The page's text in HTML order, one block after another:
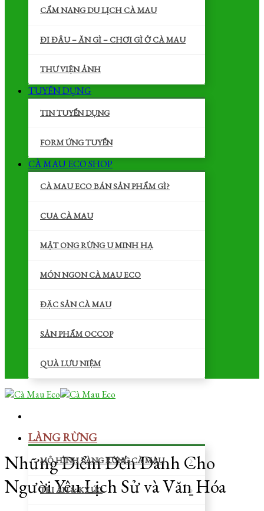
CẨM NANG DU LỊCH CÀ MAU
ĐI ĐÂU – ĂN GÌ – CHƠI GÌ Ở CÀ MAU
THƯ VIỆN ẢNH
TUYỂN DỤNG
TIN TUYỂN DỤNG
FORM ỨNG TUYỂN
CÀ MAU ECO SHOP
CÀ MAU ECO BÁN SẢN PHẨM GÌ?
CUA CÀ MAU
MẬT ONG RỪNG U MINH HẠ
MÓN NGON CÀ MAU ECO
ĐẶC SẢN CÀ MAU
SẢN PHẨM OCCOP
QUÀ LƯU NIỆM
LÀNG RỪNG
MÔ HÌNH LÀNG RỪNG CÀ MAU
TRI ÂN & KÝ ỨC
Những Điểm Đến Dành Cho
Người Yêu Lịch Sử và Văn Hóa